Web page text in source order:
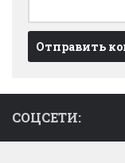
СОЦСЕТИ: